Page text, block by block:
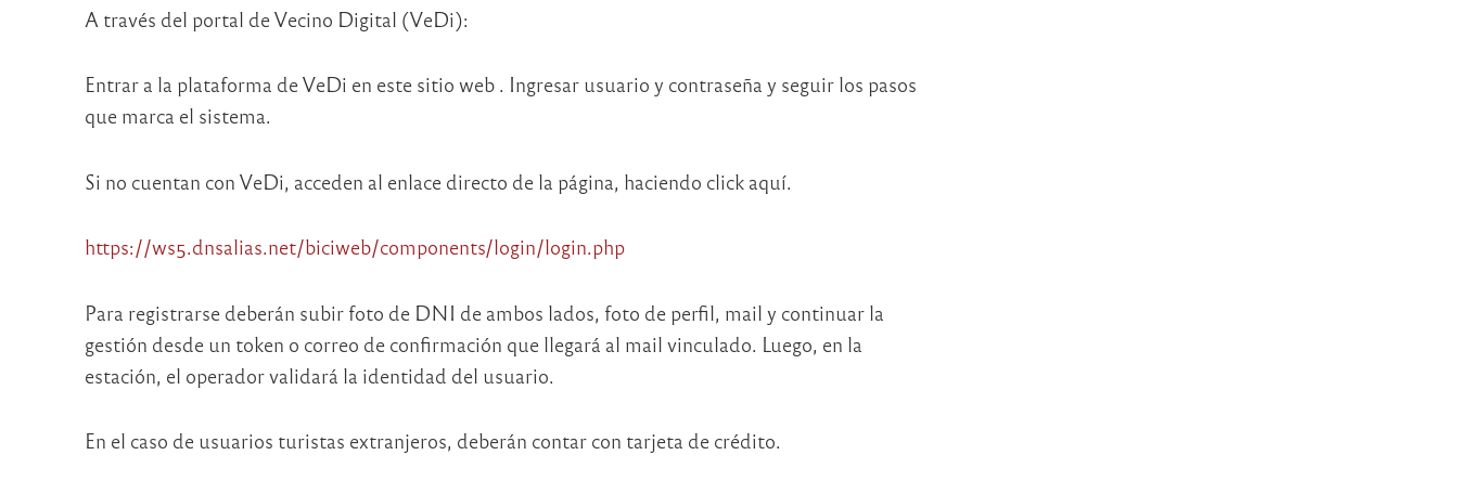
A través del portal de Vecino Digital (VeDi):
Entrar a la plataforma de VeDi en este sitio web . Ingresar usuario y contraseña y seguir los pasos
que marca el sistema.
Si no cuentan con VeDi, acceden al enlace directo de la página, haciendo click aquí.
https://ws5.dnsalias.net/biciweb/components/login/login.php
Para registrarse deberán subir foto de DNI de ambos lados, foto de perfil, mail y continuar la
gestión desde un token o correo de confirmación que llegará al mail vinculado. Luego, en la
estación, el operador validará la identidad del usuario.
En el caso de usuarios turistas extranjeros, deberán contar con tarjeta de crédito.